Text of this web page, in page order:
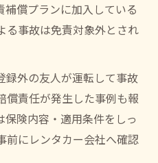
補償プランに加入している
る事故は免責対象外とされ
録外の友人が運転して事故
償責任が発生した事例も報
険内容・適用条件をしっ
前にレンタカー会社へ確認